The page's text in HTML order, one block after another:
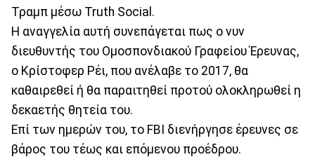
Τραμπ μέσω Truth Social.
Η αναγγελία αυτή συνεπάγεται πως ο νυν
διευθυντής του Ομοσπονδιακού Γραφείου Έρευνας,
ο Κρίστοφερ Ρέι, που ανέλαβε το 2017, θα
καθαιρεθεί ή θα παραιτηθεί προτού ολοκληρωθεί η
δεκαετής θητεία του.
Επί των ημερών του, το FBI διενήργησε έρευνες σε
βάρος του τέως και επόμενου προέδρου.